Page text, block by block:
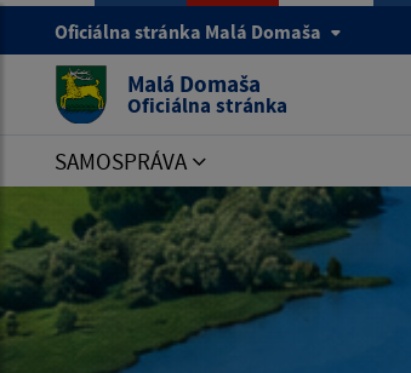
Oficiálna stránka Malá Domaša
Malá Domaša
Oficiálna stránka
SAMOSPRÁVA